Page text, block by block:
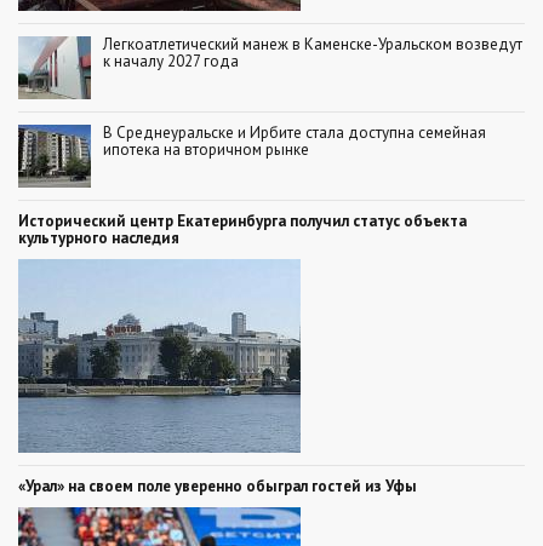
Легкоатлетический манеж в Каменске-Уральском возведут
к началу 2027 года
В Среднеуральске и Ирбите стала доступна семейная
ипотека на вторичном рынке
Исторический центр Екатеринбурга получил статус объекта
культурного наследия
«Урал» на своем поле уверенно обыграл гостей из Уфы